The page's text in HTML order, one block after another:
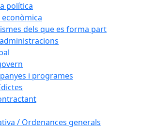
política
econòmica
dels que es forma part
i programes
/ Ordenances generals